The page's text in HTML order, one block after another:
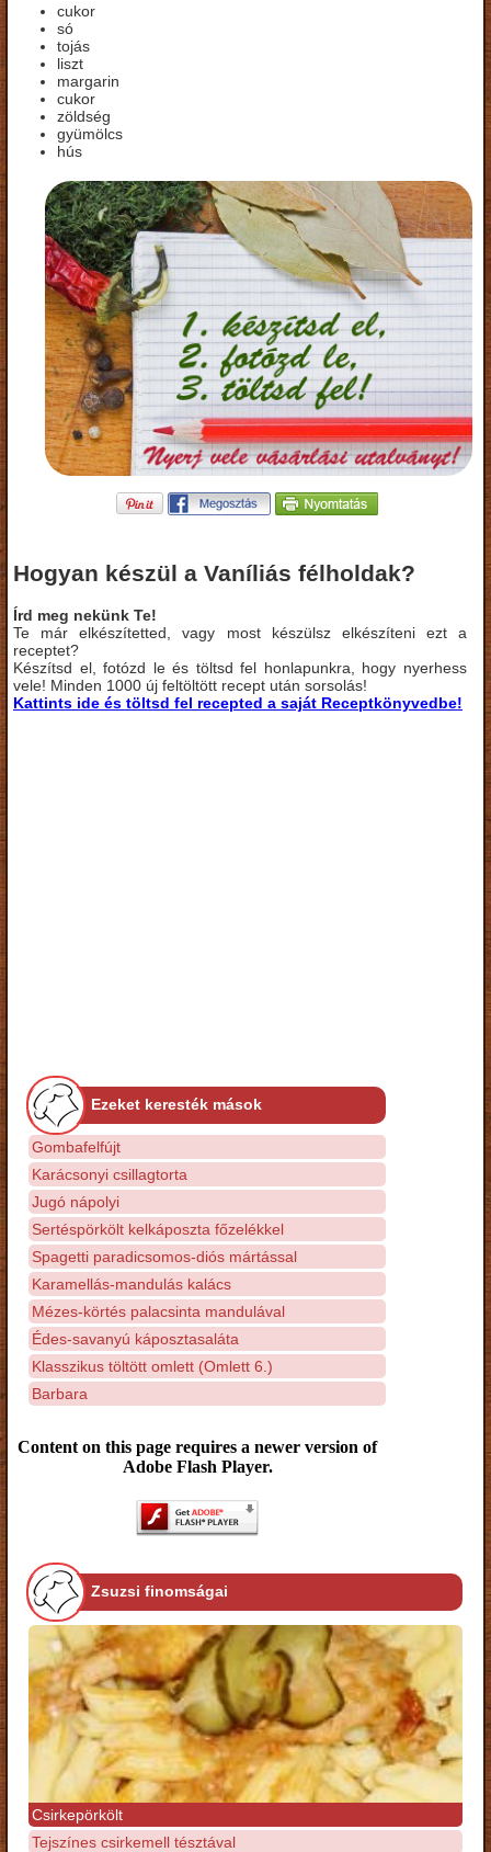
cukor
só
tojás
liszt
margarin
cukor
zöldség
gyümölcs
hús
Hogyan készül a Vaníliás félholdak?
Írd meg nekünk Te!
Te már elkészítetted, vagy most készülsz elkészíteni ezt a
receptet?
Készítsd el, fotózd le és töltsd fel honlapunkra, hogy nyerhess
vele! Minden 1000 új feltöltött recept után sorsolás!
Kattints ide és töltsd fel recepted a saját Receptkönyvedbe!
Ezeket keresték mások
Gombafelfújt
Karácsonyi csillagtorta
Jugó nápolyi
Sertéspörkölt kelkáposzta főzelékkel
Spagetti paradicsomos-diós mártással
Karamellás-mandulás kalács
Mézes-körtés palacsinta mandulával
Édes-savanyú káposztasaláta
Klasszikus töltött omlett (Omlett 6.)
Barbara
Content on this page requires a newer version of
Adobe Flash Player.
Zsuzsi finomságai
Csirkepörkölt
Tejszínes csirkemell tésztával